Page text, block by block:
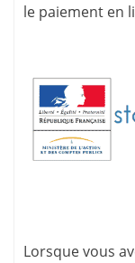
le paiement en
Lorsque vous